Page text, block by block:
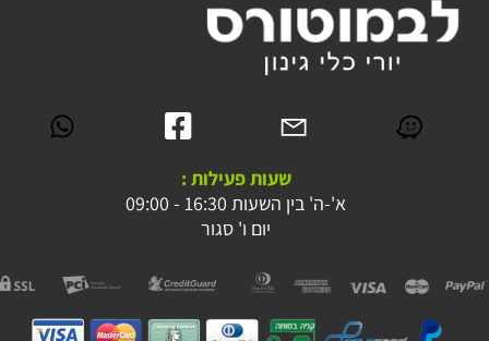
שעות פעילות :
א'-ה' בין השעות 16:30 - 09:00
יום ו' סגור